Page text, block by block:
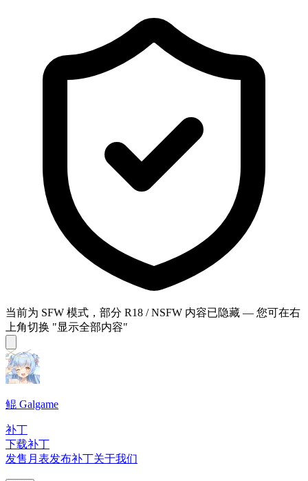
当前为 SFW 模式，部分 R18 / NSFW 内容已隐藏 — 您可在右
上角切换 "显示全部内容"
鲲 Galgame
补丁
下载补丁
发售月表发布补丁关于我们